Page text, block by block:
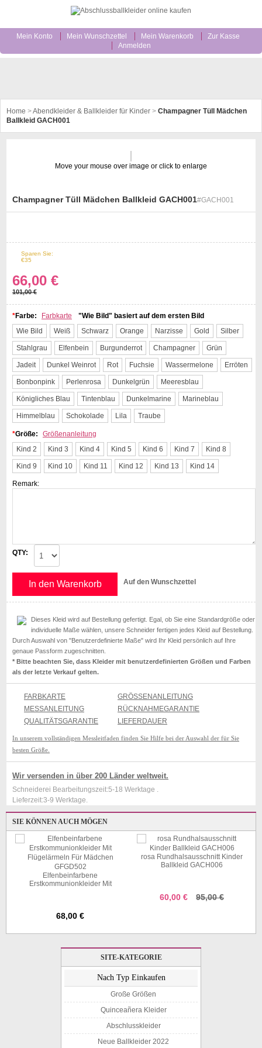
Mein Konto Mein Wunschzettel Mein Warenkorb
Zur Kasse
Anmelden
Home >Abendkleider & Ballkleider für Kinder > Champagner Tüll Mädchen
Ballkleid GACH001
Champagner Tüll Mädchen Ballkleid GACH001#GACH001
66,00 €
101,00 €
Sparen Sie:
€35
*Farbe: Farbkarte
"Wie Bild" basiert auf dem ersten Bild
Wie Bild
Weiß Schwarz Orange Narzisse Gold Silber
Stahlgrau Elfenbein Burgunderrot Champagner Grün
Jadeit Dunkel Weinrot Rot Fuchsie Wassermelone Erröten
Bonbonpink Perlenrosa Dunkelgrün Meeresblau
Königliches Blau Tintenblau Dunkelmarine Marineblau
Himmelblau Schokolade Lila Traube
*Größe:
Größenanleitung
Kind 2
Kind 3 Kind 4 Kind 5 Kind 6 Kind 7 Kind 8
Kind 9 Kind 10 Kind 11 Kind 12 Kind 13 Kind 14
Remark:
QTY:
In den Warenkorb Auf den Wunschzettel
Dieses Kleid wird auf Bestellung gefertigt. Egal, ob Sie eine Standardgröße oder
individuelle Maße wählen, unsere Schneider fertigen jedes Kleid auf Bestellung.
Durch Auswahl von "Benutzerdefinierte Maße" wird Ihr Kleid persönlich auf Ihre
genaue Passform zugeschnitten.
* Bitte beachten Sie, dass Kleider mit benutzerdefinierten Größen und Farben
als der letzte Verkauf gelten.
FARBKARTE
GRÖSSENANLEITUNG
MESSANLEITUNG
RÜCKNAHMEGARANTIE
QUALITÄTSGARANTIE
LIEFERDAUER
In unserem vollständigen Messleitfaden finden Sie Hilfe bei der Auswahl der für Sie
besten Größe.
Wir versenden in über 200 Länder weltweit.
Schneiderei Bearbeitungszeit:5-18 Werktage .
Lieferzeit:3-9 Werktage.
Move your mouse over image or click to enlarge
SIE KÖNNEN AUCH MÖGEN
Elfenbeinfarbene
Erstkommunionkleider Mit
68,00 €
rosa Rundhalsausschnitt Kinder
Ballkleid GACH006
60,00 € 95,00 €
SITE-KATEGORIE
Nach Typ Einkaufen
Große Größen
Quinceañera Kleider
Abschlusskleider
Neue Ballkleider 2022